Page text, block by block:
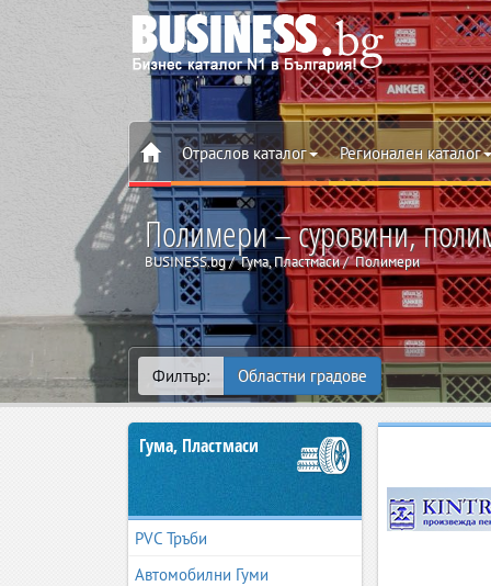
Отраслов каталог Регионален каталог
Полимери – суровини,
BUSINESS.bg Гума, Пластмаси Полимери
Филтър: Областни градове
Гума, Пластмаси
PVC Тръби
Автомобилни Гуми